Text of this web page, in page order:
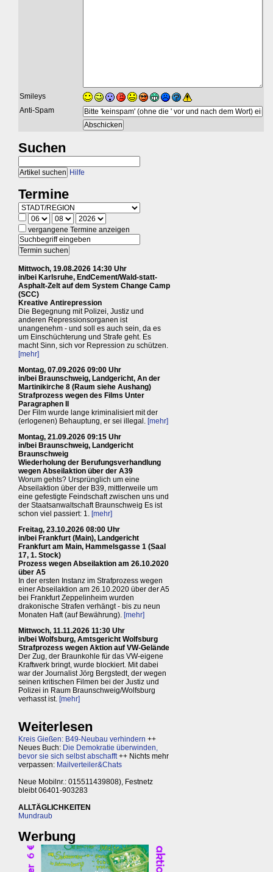
Smileys
Anti-Spam
Suchen
Hilfe
Termine
vergangene Termine anzeigen
Mittwoch, 19.08.2026 14:30 Uhr
in/bei Karlsruhe, EndCement/Wald-statt-
Asphalt-Zelt auf dem System Change Camp
(SCC)
Kreative Antirepression
Die Begegnung mit Polizei, Justiz und
anderen Repressionsorganen ist
unangenehm - und soll es auch sein, da es
um Einschüchterung und Strafe geht. Es
macht Sinn, sich vor Repression zu schützen.
[mehr]
Montag, 07.09.2026 09:00 Uhr
in/bei Braunschweig, Landgericht, An der
Martinikirche 8 (Raum siehe Aushang)
Strafprozess wegen des Films Unter
Paragraphen II
Der Film wurde lange kriminalisiert mit der
(erlogenen) Behauptung, er sei illegal. [mehr]
Montag, 21.09.2026 09:15 Uhr
in/bei Braunschweig, Landgericht
Braunschweig
Wiederholung der Berufungsverhandlung
wegen Abseilaktion über der A39
Worum gehts? Ursprünglich um eine
Abseilaktion über der B39, mittlerweile um
eine gefestigte Feindschaft zwischen uns und
der Staatsanwaltschaft Braunschweig Es ist
schon viel passiert: 1. [mehr]
Freitag, 23.10.2026 08:00 Uhr
in/bei Frankfurt (Main), Landgericht
Frankfurt am Main, Hammelsgasse 1 (Saal
17, 1. Stock)
Prozess wegen Abseilaktion am 26.10.2020
über A5
In der ersten Instanz im Strafprozess wegen
einer Abseilaktion am 26.10.2020 über der A5
bei Frankfurt Zeppelinheim wurden
drakonische Strafen verhängt - bis zu neun
Monaten Haft (auf Bewährung). [mehr]
Mittwoch, 11.11.2026 11:30 Uhr
in/bei Wolfsburg, Amtsgericht Wolfsburg
Strafprozess wegen Aktion auf VW-Gelände
Der Zug, der Braunkohle für das VW-eigene
Kraftwerk bringt, wurde blockiert. Mit dabei
war der Journalist Jörg Bergstedt, der wegen
seinen kritischen Filmen bei der Justiz und
Polizei in Raum Braunschweig/Wolfsburg
verhasst ist. [mehr]
Weiterlesen
Kreis Gießen: B49-Neubau verhindern ++
Neues Buch: Die Demokratie überwinden,
bevor sie sich selbst abschafft++ Nichts mehr
verpassen: Mailverteiler&Chats
Neue Mobilnr.: 015511439808), Festnetz
bleibt 06401-903283
ALLTÄGLICHKEITEN
Mundraub
Werbung